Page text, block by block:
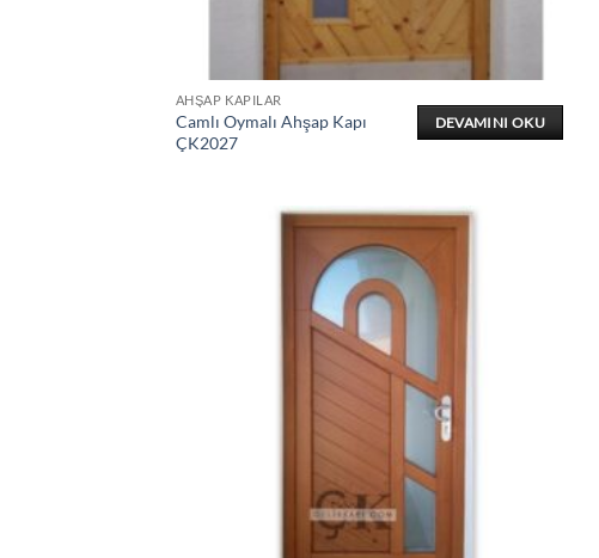
AHŞAP KAPILAR
Camlı Oymalı Ahşap Kapı
ÇK2027
DEVAMINI OKU